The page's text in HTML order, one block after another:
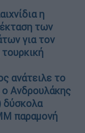
η
των
για τον
ανάτειλε το
ο Ανδρουλάκης
δύσκολα
παραμονή